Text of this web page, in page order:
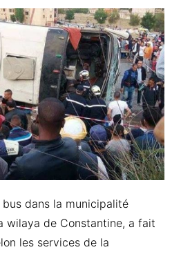
bus dans la municipalité
wilaya de Constantine, a fait
les services de la